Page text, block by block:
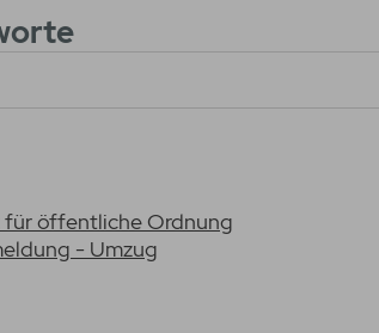
öffentliche Ordnung
- Umzug